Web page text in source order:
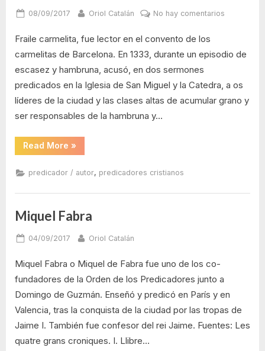
Posted
08/09/2017 By
Oriol Catalán No hay comentarios
Fraile carmelita, fue lector en el convento de los
carmelitas de Barcelona. En 1333, durante un episodio de
escasez y hambruna, acusó, en dos sermones
predicados en la Iglesia de San Miguel y la Catedra, a os
líderes de la ciudad y las clases altas de acumular grano y
ser responsables de la hambruna y…
Read More “Bernat
Despuig”
»
predicador / autor, predicadores cristianos
Miquel Fabra
Posted
04/09/2017 By
Oriol Catalán
Miquel Fabra o Miquel de Fabra fue uno de los co-
fundadores de la Orden de los Predicadores junto a
Domingo de Guzmán. Enseñó y predicó en París y en
Valencia, tras la conquista de la ciudad por las tropas de
Jaime I. También fue confesor del rei Jaime. Fuentes: Les
quatre grans croniques. I. Llibre…